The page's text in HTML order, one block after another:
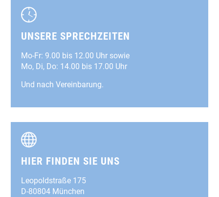
UNSERE SPRECHZEITEN
Mo-Fr: 9.00 bis 12.00 Uhr sowie
Mo, Di, Do: 14.00 bis 17.00 Uhr
Und nach Vereinbarung.
HIER FINDEN SIE UNS
Leopoldstraße 175
D-80804 München